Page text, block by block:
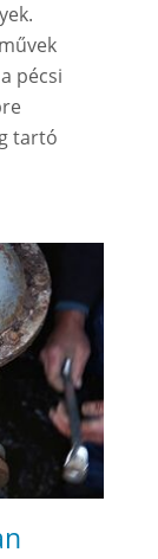
pécsi
tartó